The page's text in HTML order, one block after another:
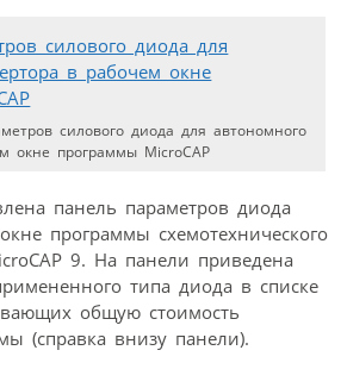
силового диода для автономного
окне программы MicroCAP
панель параметров диода
программы схемотехнического
9. На панели приведена
типа диода в списке
общую стоимость
(справка внизу панели).